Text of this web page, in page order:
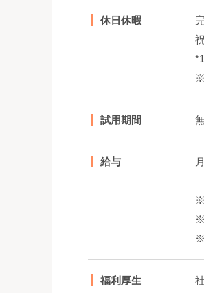
休日休暇
試用期間
給与
※
※
※
福利厚生